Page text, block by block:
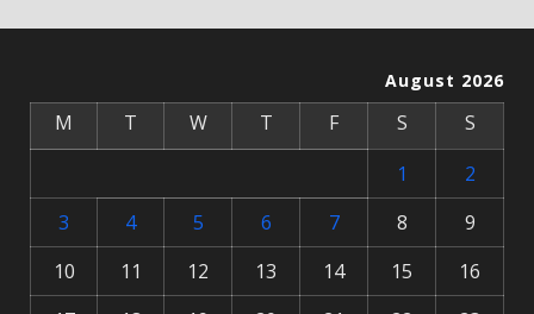
August 2026
M T W T F S
S
1
2
3
4 5 6 7 8
9
10
11 12 13 14 15
16